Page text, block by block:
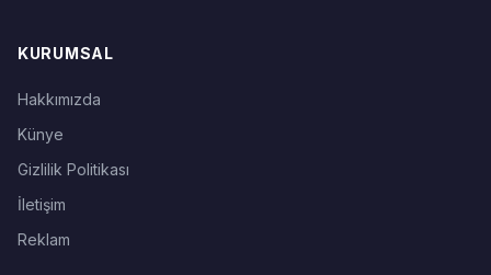
KURUMSAL
Hakkımızda
Künye
Gizlilik Politikası
İletişim
Reklam